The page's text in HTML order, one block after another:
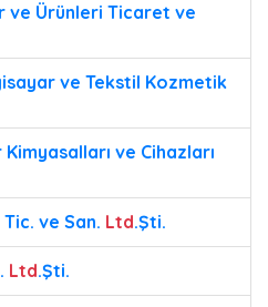
ve Ürünleri Ticaret ve
ve Tekstil Kozmetik
ve Cihazları
ve San. Ltd.Şti.
Ltd.Şti.